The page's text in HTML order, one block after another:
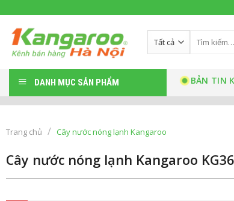
kiếm:
DANH MỤC SẢN PHẨM BẢN TIN
Trang chủ / Cây nước nóng lạnh Kangaroo
Cây nước nóng lạnh Kangaroo